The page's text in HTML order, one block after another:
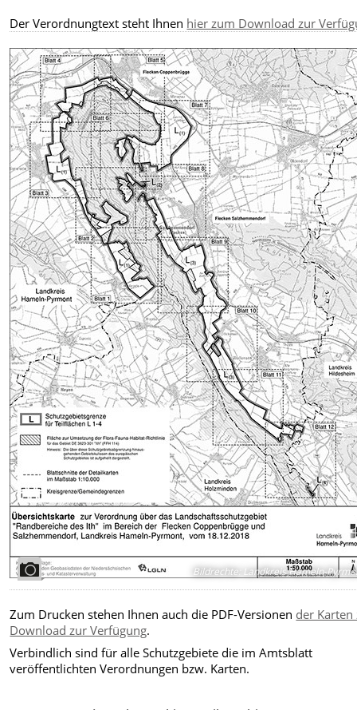
Der Verordnungtext steht Ihnen hier zum Download zur
Bildrechte: Landkreis Hameln-
Zum Drucken stehen Ihnen auch die PDF-Versionen der Karten
Download zur Verfügung.
Verbindlich sind für alle Schutzgebiete die im Amtsblatt
veröffentlichten Verordnungen bzw. Karten.